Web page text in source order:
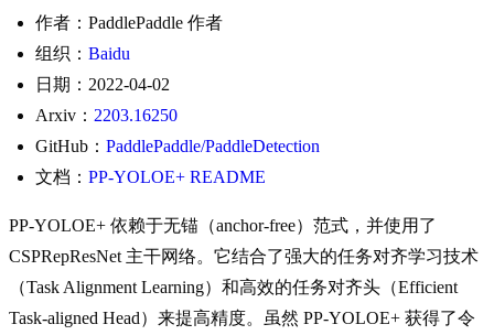
作者：PaddlePaddle 作者
组织： Baidu
日期：2022-04-02
Arxiv： 2203.16250
GitHub： PaddlePaddle/PaddleDetection
文档： PP-YOLOE+ README
PP-YOLOE+ 依赖于无锚（anchor-free）范式，并使用了
CSPRepResNet 主干网络。它结合了强大的任务对齐学习技术
（Task Alignment Learning）和高效的任务对齐头（Efficient
Task-aligned Head）来提高精度。虽然 PP-YOLOE+ 获得了令